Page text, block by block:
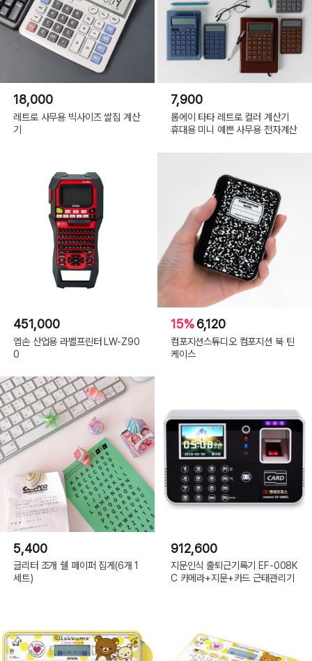
18,000
레트로 사무용 빅사이즈 쌀집 계산
기
7,900
롬에이 타타 레트로 컬러 계산기
휴대용 미니 예쁜 사무용 전자계산
451,000
엡손 산업용 라벨프린터 LW-Z90
0
15%6,120
컴포지션스튜디오 컴포지션 북 틴
케이스
5,400
글리터 조개 쉘 페이퍼 집게(6개 1
세트)
912,600
지문인식 출퇴근기록기 EF-008K
C 카메라+지문+카드 근태관리기